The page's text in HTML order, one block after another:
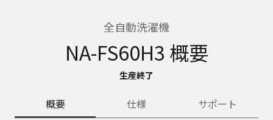
全自動洗濯機
NA-FS60H3 概要
生産終了
概要 仕様 サポート